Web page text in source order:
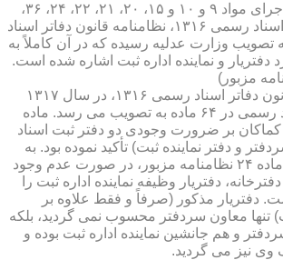
در سال ۱۳۱۶ و در اجرای مواد ۹ و ۱۰ و ۱۵، ۲۰، ۲۱، ۲۲، ۲۴، ۳۶،
۵۳، ۵۷ قانون دفاتر اسناد رسمی ۱۳۱۶، نظامنامه قانون دفاتر اسناد
۸۵ ماده به تصویب وزارت عدلیه رسیده كه در آن كاملاً به
دفتریار و نماینده اداره ثبت اشاره شده است.
براساس ماده ۴۷ قانون دفاتر اسناد رسمی ۱۳۱۶، در سال ۱۳۱۷
آئین نامه دفاتر اسناد رسمی در ۶۴ ماده به تصویب می رسد. ماده
كماكان بر ضرورت وجودی دو دفتر ثبت اسناد
و دفتر نماینده ثبت) تأكید نموده بود. به
همین دلیل، بر طبق ماده ۲۴ نظامنامه مزبور، در صورت عدم وجود
دفتریار وظیفه نماینده اداره ثبت را
دفتریار مذكور (صرفاً و فقط علاوه بر
تنها معاون سردفتر محسوب نمی گردید، بلكه
و هم جانشین نماینده اداره ثبت بوده و
وی نیز می گردید.